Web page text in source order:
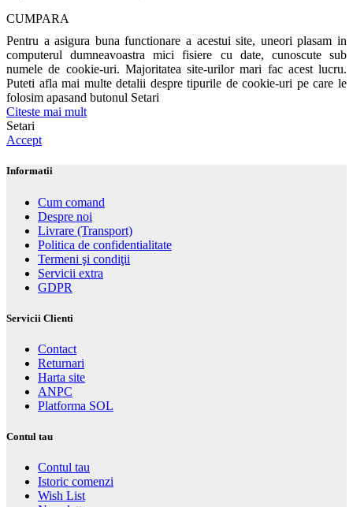
CUMPARA
Pentru a asigura buna functionare a acestui site, uneori plasam in
computerul dumneavoastra mici fisiere cu date, cunoscute sub
numele de cookie-uri. Majoritatea site-urilor mari fac acest lucru.
Puteti afla mai multe detalii despre tipurile de cookie-uri pe care le
folosim apasand butonul Setari
Citeste mai mult
Setari
Accept
Informatii
Cum comand
Despre noi
Livrare (Transport)
Politica de confidentialitate
Termeni şi condiţii
Servicii extra
GDPR
Servicii Clienti
Contact
Returnari
Harta site
ANPC
Platforma SOL
Contul tau
Contul tau
Istoric comenzi
Wish List